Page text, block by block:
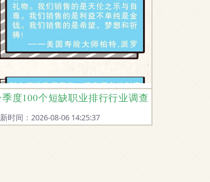
理服务被点名不合格
季度100个短缺职业排行行业调查 保险代理人
时间：2026-08-06 14:25:37